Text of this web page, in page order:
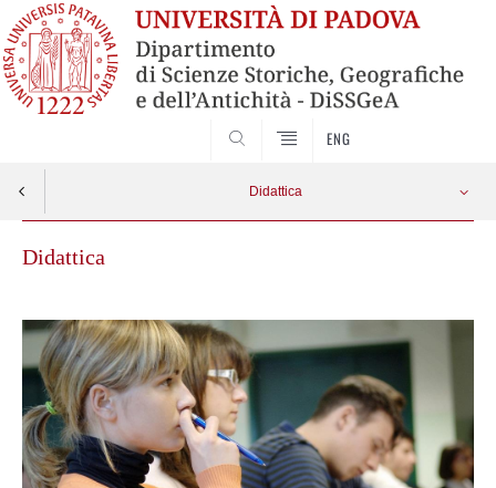
ENG
Didattica
Didattica